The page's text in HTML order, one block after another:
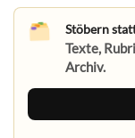
Stöbern
Texte,
Archiv.